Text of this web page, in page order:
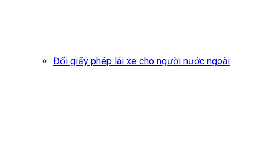
Đổi giấy phép lái xe cho người nước ngoài